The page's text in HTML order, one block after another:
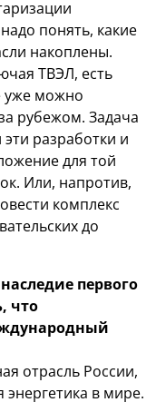
понять, какие
накоплены.
ТВЭЛ, есть
уже можно
рубежом. Задача
разработки и
для той
Или, напротив,
комплекс
до
первого
что
отрасль России,
энергетика в мире.